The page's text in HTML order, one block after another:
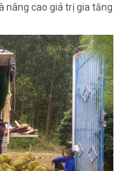
nâng cao giá trị gia tăng